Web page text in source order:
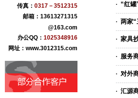
传真： 0317－3512315
邮箱：13613271315
@163.com
办公QQ： 1025348916
网址：www.3012315.com
盐百商贸集团
青县华业古典家具
沧州纪大烟袋枣业
黄骅市果美生态食品
河北康泰药业
河北肃昂裘革
任丘市万宝铝业
任丘市金鑫链轮厂
献县本斋宏达铸造
· “红
· 两家“
· 家具
· 服务
· 对外
· 汇源